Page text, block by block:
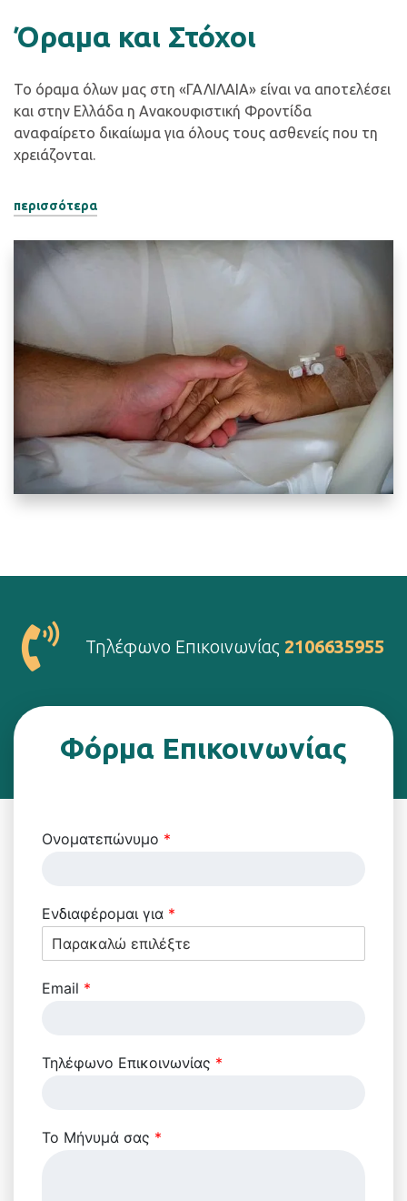
Όραμα και Στόχοι
Το όραμα όλων μας στη «ΓΑΛΙΛΑΙΑ» είναι να αποτελέσει
και στην Ελλάδα η Ανακουφιστική Φροντίδα
αναφαίρετο δικαίωμα για όλους τους ασθενείς που τη
χρειάζονται.
περισσότερα
Τηλέφωνο Eπικοινωνίας 2106635955
Φόρμα Επικοινωνίας
Ονοματεπώνυμο *
Eνδιαφέρομαι για *
Email *
Τηλέφωνο Επικοινωνίας *
Το Μήνυμά σας *